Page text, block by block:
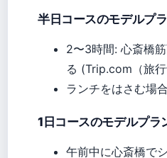
半日コースのモデルプ
2〜3時間: 心斎橋
る (Trip.com（旅
ランチをはさむ場
1日コースのモデルプラ
午前中に心斎橋で